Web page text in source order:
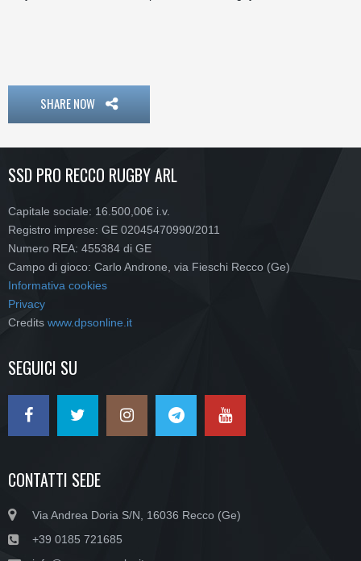
SHARE NOW
SSD PRO RECCO RUGBY ARL
Capitale sociale: 16.500,00€ i.v.
Registro imprese: GE 02045470990/2011
Numero REA: 455384 di GE
Campo di gioco: Carlo Androne, via Fieschi Recco (Ge)
Informativa cookies
Privacy
Credits www.dpsonline.it
SEGUICI SU
CONTATTI SEDE
Via Andrea Doria S/N, 16036 Recco (Ge)
+39 0185 721685